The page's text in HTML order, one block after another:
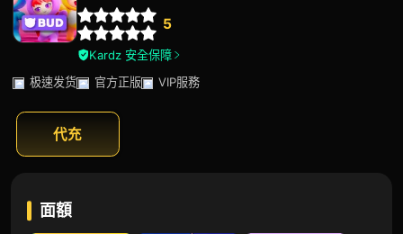
5
Kardz 安全保障
极速发货
官方正版 VIP服務
代充
面額